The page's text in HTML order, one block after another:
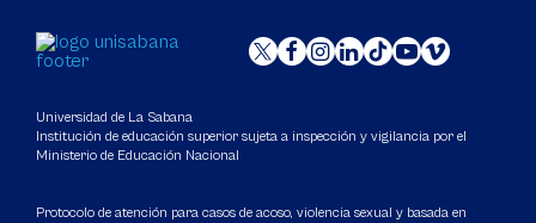
Universidad de La Sabana
Institución de educación superior sujeta a inspección y vigilancia por el
Ministerio de Educación Nacional
Protocolo de atención para casos de acoso, violencia sexual y basada en